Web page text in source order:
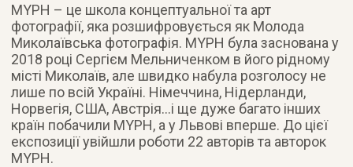
MYPH – це школа концептуальної та арт
фотографії, яка розшифровується як Молода
Миколаївська фотографія. MYPH була заснована у
2018 році Сергієм Мельниченком в його рідному
місті Миколаїв, але швидко набула розголосу не
лише по всій Україні. Німеччина, Нідерланди,
Норвегія, США, Австрія…і ще дуже багато інших
країн побачили MYPH, а у Львові вперше. До цієї
експозиції увійшли роботи 22 авторів та авторок
MYPH.